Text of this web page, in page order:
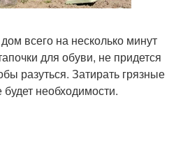
всего на несколько минут
для обуви, не придется
разуться. Затирать грязные
необходимости.